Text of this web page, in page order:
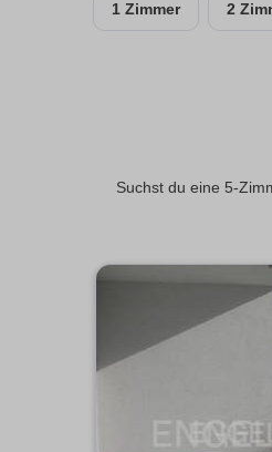
1 Zimmer 2
Suchst du eine 5-